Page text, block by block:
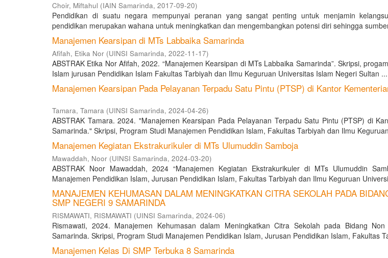
Choir, Miftahul (IAIN Samarinda, 2017-09-20)
Pendidikan di suatu negara mempunyai peranan yang sangat penting untuk menjamin
pendidikan merupakan wahana untuk meningkatkan dan mengembangkan potensi diri sehingga
Manajemen Kearsipan di MTs Labbaika Samarinda
Afifah, Etika Nor (UINSI Samarinda, 2022-11-17)
ABSTRAK Etika Nor Afifah, 2022. “Manajemen Kearsipan di MTs Labbaika Samarinda”. Skripsi,
Islam jurusan Pendidikan Islam Fakultas Tarbiyah dan Ilmu Keguruan Universitas Islam Negeri Sultan ...
Manajemen Kearsipan Pada Pelayanan Terpadu Satu Pintu (PTSP) di Kantor
Tamara, Tamara (UINSI Samarinda, 2024-04-26)
ABSTRAK Tamara. 2024. "Manajemen Kearsipan Pada Pelayanan Terpadu Satu Pintu (PTSP) di
Samarinda." Skripsi, Program Studi Manajemen Pendidikan Islam, Fakultas Tarbiyah dan Ilmu
Manajemen Kegiatan Ekstrakurikuler di MTs Ulumuddin Samboja
Mawaddah, Noor (UINSI Samarinda, 2024-03-20)
ABSTRAK Noor Mawaddah, 2024 “Manajemen Kegiatan Ekstrakurikuler di MTs Ulumuddin
Manajemen Pendidikan Islam, Jurusan Pendidikan Islam, Fakultas Tarbiyah dan Ilmu Keguruan
MANAJEMEN KEHUMASAN DALAM MENINGKATKAN CITRA SEKOLAH PADA
SMP NEGERI 9 SAMARINDA
RISMAWATI, RISMAWATI (UINSI Samarinda, 2024-06)
Rismawati, 2024. Manajemen Kehumasan dalam Meningkatkan Citra Sekolah pada Bidang
Samarinda. Skripsi, Program Studi Manajemen Pendidikan Islam, Jurusan Pendidikan Islam, Fakultas
Manajemen Kelas Di SMP Terbuka 8 Samarinda